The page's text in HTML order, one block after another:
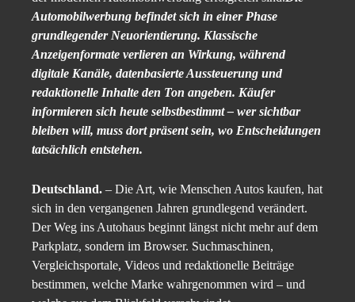
Automobilwerbung befindet sich in einer Phase
grundlegender Neuorientierung. Klassische
Anzeigenformate verlieren an Wirkung, während
digitale Kanäle, datenbasierte Aussteuerung und
redaktionelle Inhalte den Ton angeben. Käufer
informieren sich heute selbstbestimmt – wer sichtbar
bleiben will, muss dort präsent sein, wo Entscheidungen
tatsächlich entstehen.
Deutschland. – Die Art, wie Menschen Autos kaufen, hat
sich in den vergangenen Jahren grundlegend verändert.
Der Weg ins Autohaus beginnt längst nicht mehr auf dem
Parkplatz, sondern im Browser. Suchmaschinen,
Vergleichsportale, Videos und redaktionelle Beiträge
bestimmen, welche Marke wahrgenommen wird – und